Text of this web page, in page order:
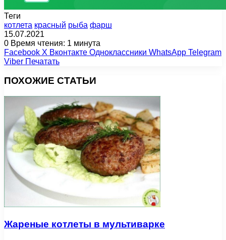
Теги
котлета красный рыба фарш
15.07.2021
0 Время чтения: 1 минута
Facebook X Вконтакте Одноклассники WhatsApp Telegram
Viber Печатать
ПОХОЖИЕ СТАТЬИ
Жареные котлеты в мультиварке